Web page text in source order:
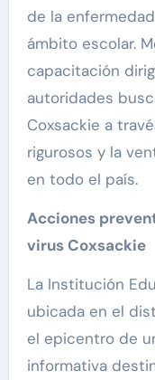
de la
ámbito escolar.
capacitación
autoridades
Coxsackie a
rigurosos y la
en todo el país.
Acciones
virus Coxsackie
La Institución
ubicada en el
el epicentro de
informativa